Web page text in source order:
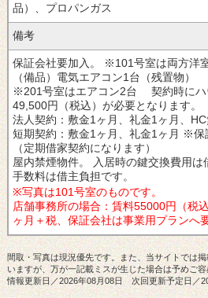
品）、プロパンガス
備考
保証会社要加入。
※101号室は両方洋
（備品）電気エアコン1台（残置物）
※201号室はエアコン2台 契約時に
49,500円（税込）が必要となります。
法人契約：敷金1ヶ月、礼金1ヶ月、
短期契約：敷金1ヶ月、礼金1ヶ月 ※保
（定期借家契約になります）
屋内禁煙物件。
入居時の鍵交換費用は
手数料は借主負担です。
※写真は101号室のものです。
店舗事務所の場合：賃料55000円（税
ヶ月＋税、保証会社は事業用プランへ
間取・写真は現況優先です。また、当サイトでは
いますが、万が一記載ミスが生じた場合は予めご
情報更新日／2026年08月08日 次回更新予定日／